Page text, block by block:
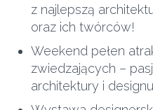
z najlepszą
oraz ich twórców!
Weekend pełen
zwiedzających –
architektury i designu